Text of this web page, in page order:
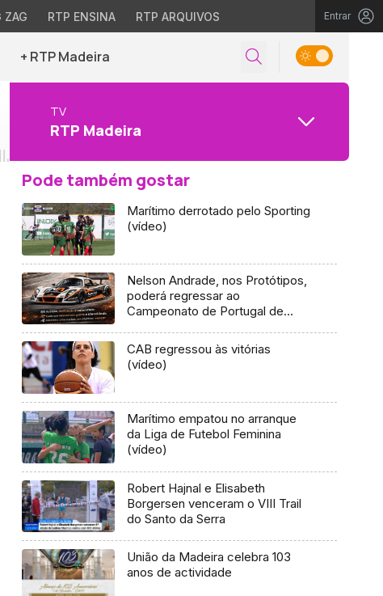
ZAG RTP ENSINA RTP ARQUIVOS Entrar
+ RTP Madeira
TV
RTP Madeira
Pode também gostar
Marítimo derrotado pelo Sporting
(vídeo)
Nelson Andrade, nos Protótipos,
poderá regressar ao
Campeonato de Portugal de
CAB regressou às vitórias
(vídeo)
Marítimo empatou no arranque
da Liga de Futebol Feminina
(vídeo)
Robert Hajnal e Elisabeth
Borgersen venceram o VIII Trail
do Santo da Serra
União da Madeira celebra 103
anos de actividade